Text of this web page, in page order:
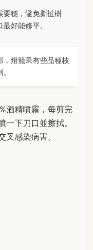
要穩，避免撕扯樹
最好能修平。
，燈籠果有些品種枝
酒精噴霧，每剪完
一下刀口並擦拭。
叉感染病害。